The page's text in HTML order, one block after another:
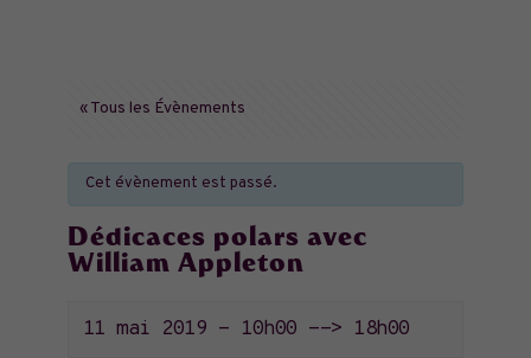
« Tous les Évènements
Cet évènement est passé.
Dédicaces polars avec
William Appleton
11 mai 2019 - 10h00 --> 18h00